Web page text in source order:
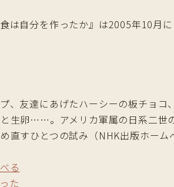
は自分を作ったか』は2005年10月に
、友達にあげたハーシーの板チョ
生卵……。アメリカ軍属の日系二世
直すひとつの試み（NHK出版ホーム
る
た